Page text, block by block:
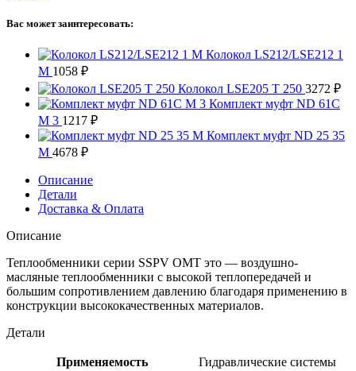
Вас может заинтересовать:
Колокол LS212/LSE212 1
M 1058 ₽
Колокол LSE205 T 250 3272 ₽
Комплект муфт ND 61C
M 3 1217 ₽
Комплект муфт ND 25 35
M 4678 ₽
Описание
Детали
Доставка & Оплата
Описание
Теплообменники серии SSPV OMT это — воздушно-
масляные теплообменники с высокой теплопередачей и
большим сопротивлением давлению благодаря применению в
конструкции высококачественных материалов.
Детали
Применяемость Гидравлические системы